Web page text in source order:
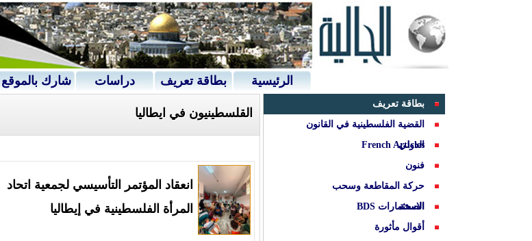
الرئيسية بطاقة تعريف دراسات شارك بالموقع
بطاقة تعريف
القضية الفلسطينية في القانون
الدولي
French Articles
فنون
حركة المقاطعة وسحب
الاستثمارات BDS
الصحة
أقوال مأثورة
القلسطينيون في ايطاليا
انعقاد المؤتمر التأسيسي لجمعية اتحاد
المرأة الفلسطينية في إيطاليا